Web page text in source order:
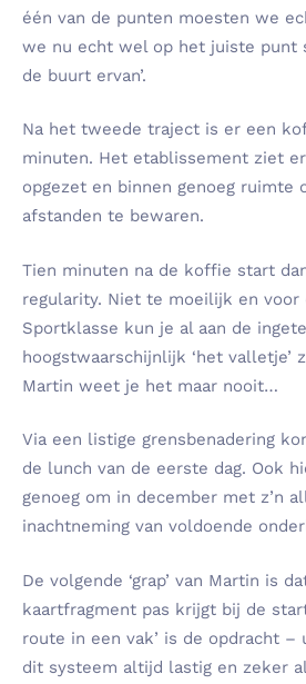
één van de punten moesten we
we nu echt wel op het juiste punt
de buurt ervan’.
Na het tweede traject is er een
minuten. Het etablissement ziet
opgezet en binnen genoeg ruimte
afstanden te bewaren.
Tien minuten na de koffie start
regularity. Niet te moeilijk en voor
Sportklasse kun je al aan de
hoogstwaarschijnlijk ‘het valletje’
Martin weet je het maar nooit…
Via een listige grensbenadering
de lunch van de eerste dag. Ook
genoeg om in december met z’n
inachtneming van voldoende
De volgende ‘grap’ van Martin is
kaartfragment pas krijgt bij de start
route in een vak’ is de opdracht
dit systeem altijd lastig en zeker